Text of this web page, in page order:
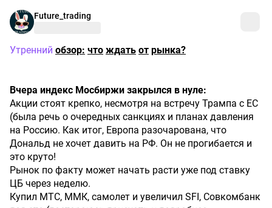
Future_trading
Утренний обзор: что ждать от рынка?
Вчера индекс Мосбиржи закрылся в нуле:
Акции стоят крепко, несмотря на встречу Трампа с ЕС
(была речь о очередных санкциях и планах давления
на Россию. Как итог, Европа разочарована, что
Дональд не хочет давить на РФ. Он не прогибается и
это круто!
Рынок по факту может начать расти уже под ставку
ЦБ через неделю.
Купил МТС, ММК, самолет и увеличил SFI, Совкомбанк